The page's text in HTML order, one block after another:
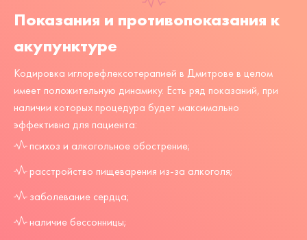
Показания и противопоказания к
акупунктуре
Кодировка иглорефлексотерапией в Дмитрове в целом
имеет положительную динамику. Есть ряд показаний, при
наличии которых процедура будет максимально
эффективна для пациента:
психоз и алкогольное обострение;
расстройство пищеварения из-за алкоголя;
заболевание сердца;
наличие бессонницы;